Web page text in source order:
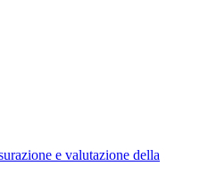
e valutazione della